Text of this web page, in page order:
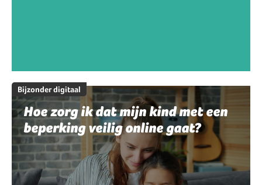
Bijzonder digitaal
Hoe zorg ik dat mijn kind met een
beperking veilig online gaat?